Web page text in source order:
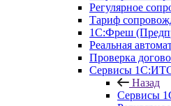
Регулярное
Тариф
1С:Фреш
Реальная
Проверка
Сервисы
Назад
Сервисы